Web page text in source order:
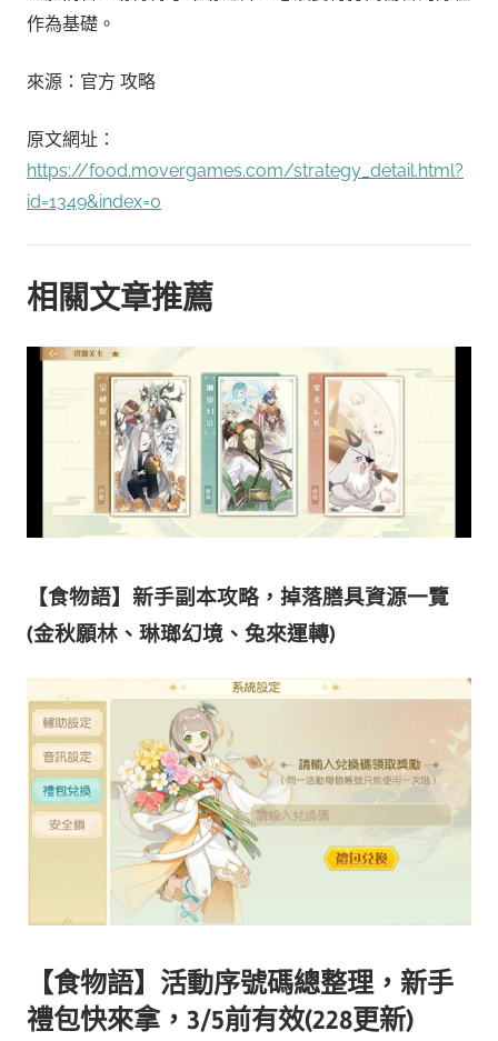
作為基礎。
來源：官方 攻略
原文網址：
https://food.movergames.com/strategy_detail.html?
id=1349&index=0
相關文章推薦
【食物語】新手副本攻略，掉落膳具資源一覽
(金秋願林、琳瑯幻境、兔來運轉)
【食物語】活動序號碼總整理，新手
禮包快來拿，3/5前有效(228更新)